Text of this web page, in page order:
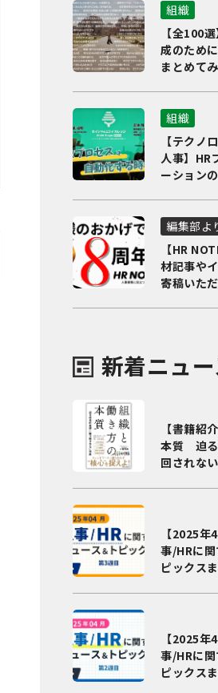
組織
【全100
成のため
まとめて
組織
【テクノ
人事】HR
ーション
編集部よ
【HR
材記事や
寄稿いた
新着ニュ
【書籍紹
本質 迫る
回されな
【2025年
事/HRに
ピックス
【2025年
事/HRに
ピックス